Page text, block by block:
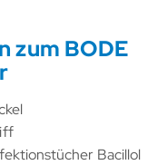
zum BODE
Bacillol